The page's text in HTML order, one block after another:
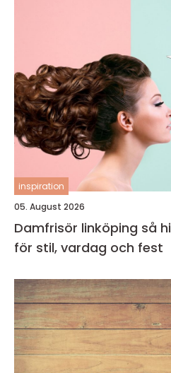
inspiration
05. August 2026
Damfrisör linköping så hittar du rätt salong
för stil, vardag och fest